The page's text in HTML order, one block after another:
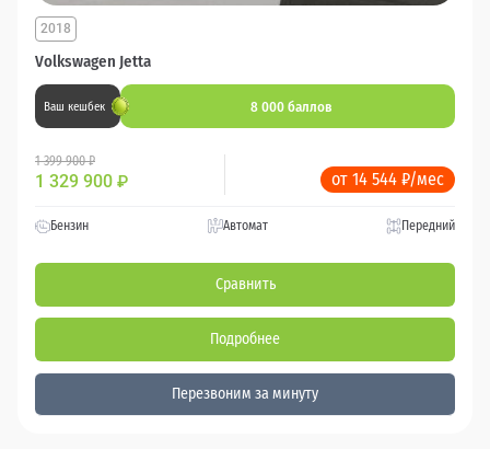
Volkswagen Jetta
2018
Ваш кешбек 8 000 баллов
1 399 900 ₽
1 329 900 ₽ от 14 544 ₽/мес
Бензин Автомат Передний
Сравнить
Подробнее
Перезвоним за минуту